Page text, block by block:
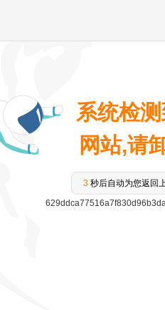
系统检
网站,请
3 秒后自动为您返回